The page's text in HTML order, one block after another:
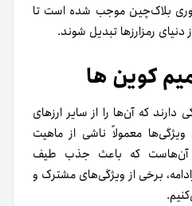
بلاک‌چین موجب شده است تا
رمزارزها تبدیل شوند.
کوین ها
که آن‌ها را از سایر ارزهای
معمولاً ناشی از ماهیت
آن‌هاست که باعث جذب طیف
برخی از ویژگی‌های مشترک و